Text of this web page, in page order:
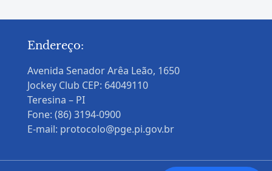
Endereço:
Avenida Senador Arêa Leão, 1650
Jockey Club CEP: 64049110
Teresina – PI
Fone: (86) 3194-0900
E-mail: protocolo@pge.pi.gov.br